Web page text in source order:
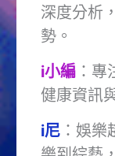
深度分析
勢。
i小編：專
健康資訊
i尼：娛樂